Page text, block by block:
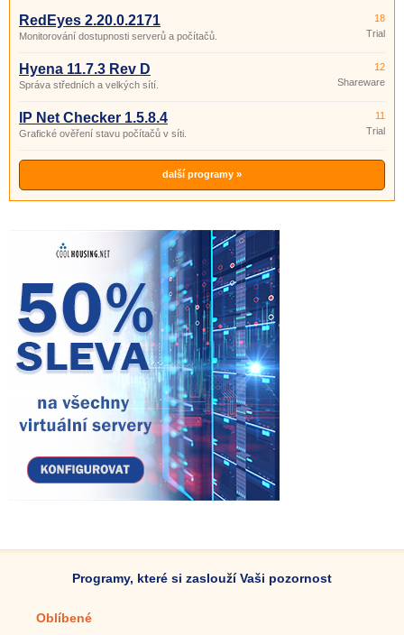
RedEyes 2.20.0.2171
Monitorování dostupnosti serverů a počítačů.
18
Trial
Hyena 11.7.3 Rev D
Správa středních a velkých sítí.
12
Shareware
IP Net Checker 1.5.8.4
Grafické ověření stavu počítačů v síti.
11
Trial
další programy »
Programy, které si zaslouží Vaši pozornost
Oblíbené